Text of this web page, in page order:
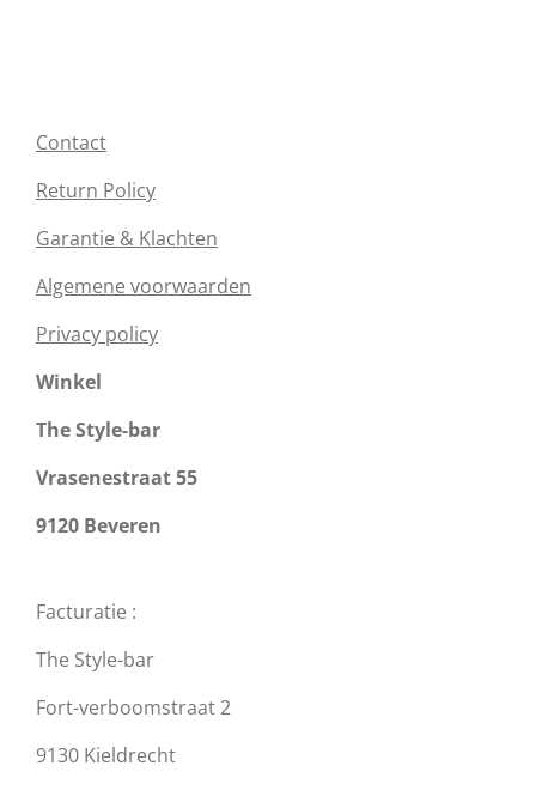
Contact
Return Policy
Garantie & Klachten
Algemene voorwaarden
Privacy policy
Winkel
The Style-bar
Vrasenestraat 55
9120 Beveren
Facturatie :
The Style-bar
Fort-verboomstraat 2
9130 Kieldrecht